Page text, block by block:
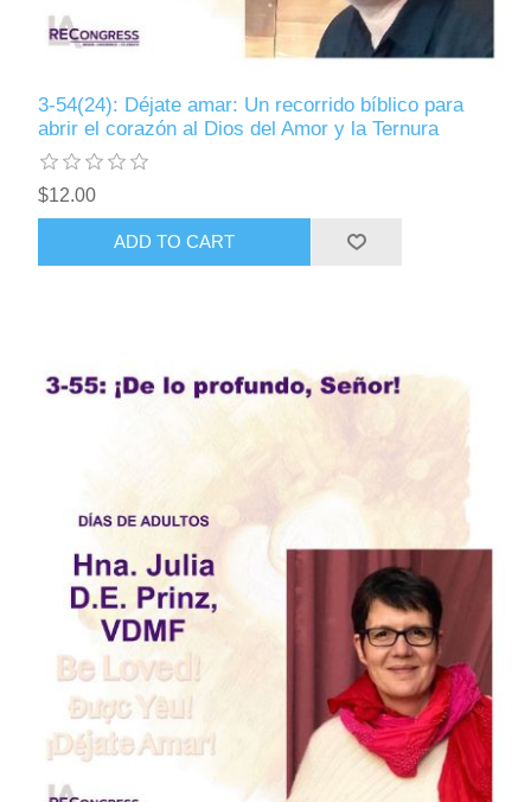
3-54(24): Déjate amar: Un recorrido bíblico para
abrir el corazón al Dios del Amor y la Ternura
$12.00
ADD TO CART